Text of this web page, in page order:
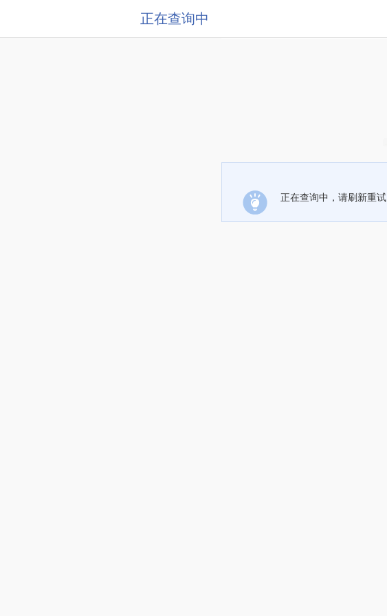
正在查询中
正在查询中，请刷新重试